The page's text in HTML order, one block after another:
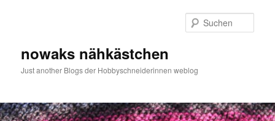
nowaks nähkästchen
Just another Blogs der Hobbyschneiderinnen weblog